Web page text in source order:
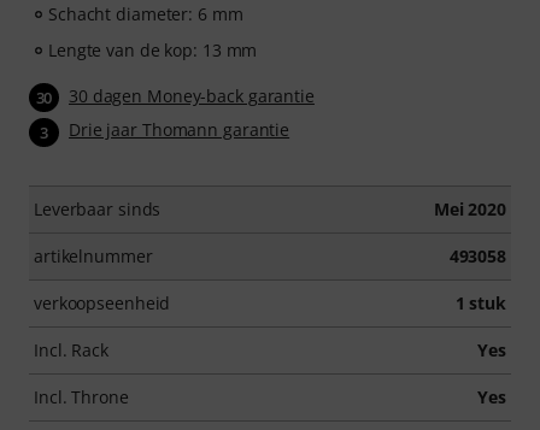
Schacht diameter: 6 mm
Lengte van de kop: 13 mm
30 30 dagen Money-back garantie
3 Drie jaar Thomann garantie
Leverbaar sinds Mei 2020
artikelnummer 493058
verkoopseenheid 1 stuk
Incl. Rack Yes
Incl. Throne Yes